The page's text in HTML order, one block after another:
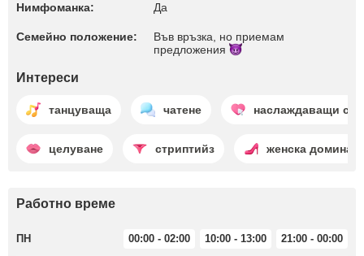
Нимфоманка: Да
Семейно положение:
Във връзка, но приемам
предложения
Интереси
танцуваща чатене наслаждаващи се
целуване стриптийз женска
Работно време
ПН 00:00 - 02:00 10:00 - 13:00 21:00 - 00:00